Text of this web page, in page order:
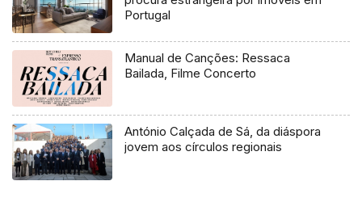
Portugal
Manual de Canções: Ressaca
Bailada, Filme Concerto
António Calçada de Sá, da diáspora
jovem aos círculos regionais